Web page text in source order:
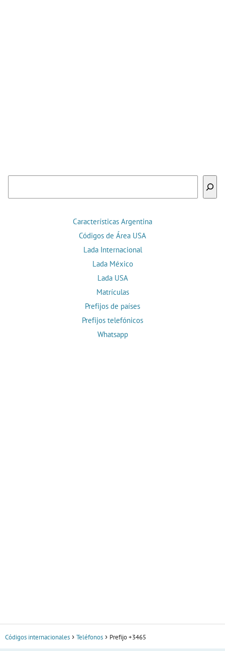
Características Argentina
Códigos de Área USA
Lada Internacional
Lada México
Lada USA
Matrículas
Prefijos de países
Prefijos telefónicos
Whatsapp
Códigos internacionales Teléfonos Prefijo +3465